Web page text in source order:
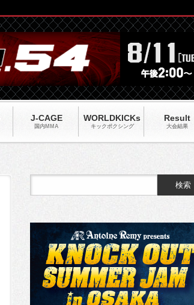
J-CAGE
国内MMA
WORLDKICKs
キックポクシング
Result
大会結果